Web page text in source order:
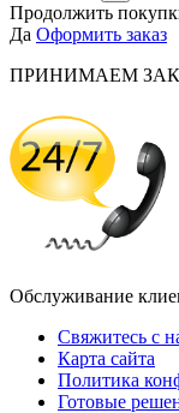
Продолжить
Да Оформить заказ
ПРИНИМАЕМ
Обслуживание
Свяжитесь с
Карта сайта
Политика
Готовые